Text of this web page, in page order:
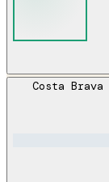
Costa Brava